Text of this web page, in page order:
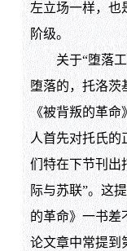
左立场一样，也
阶级。
关于“堕落工
堕落的，托洛茨
《被背叛的革
人首先对托氏的
们特在下节刊出
际与苏联”。这
的革命》一书差
论文章中常提到